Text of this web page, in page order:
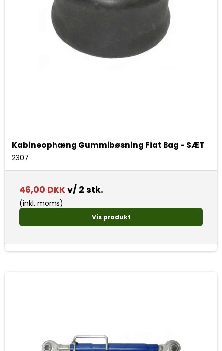
Kabineophæng Gummibøsning Fiat Bag - SÆT
2307
46,00 DKKv/ 2 stk.
(inkl. moms)
Vis produkt